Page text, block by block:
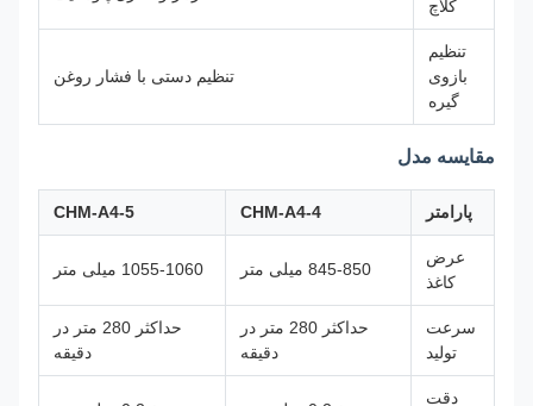
تنظیم دستی با فشار روغن
مقایسه مدل
پارامتر CHM-A4-4
CHM-A4-5
845-850 میلی متر 1055-1060 میلی متر
سرعت
حداکثر 280 متر در
حداکثر 280 متر در